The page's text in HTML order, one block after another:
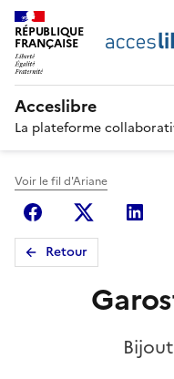
RÉPUBLIQUE
FRANÇAISE
Acceslibre
La plateforme
Voir le fil d'Ariane
FacebookX
Retour